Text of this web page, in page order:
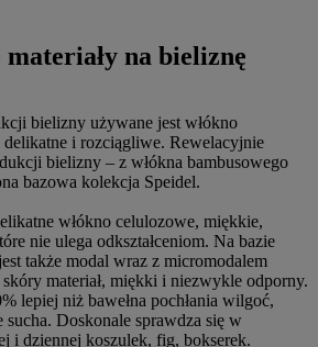
na bieliznę
bielizny używane jest włókno
delikatne i rozciągliwe. Rewelacyjnie
bielizny – z włókna bambusowego
bazowa kolekcja Speidel.
włókno celulozowe, miękkie,
nie ulega odkształceniom. Na bazie
także modal wraz z micromodalem
materiał, miękki i niezwykle odporny.
lepiej niż bawełna pochłania wilgoć,
sucha. Doskonale sprawdza się w
i dziennej koszulek, fig, bokserek.